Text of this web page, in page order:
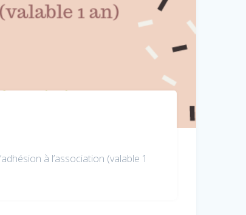
à l’association (valable 1